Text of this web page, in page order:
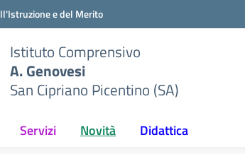
e del Merito
Istituto Comprensivo
A. Genovesi
San Cipriano Picentino (SA)
Servizi Novità Didattica